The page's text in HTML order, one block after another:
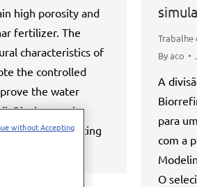
high porosity and
fertilizer. The
characteristics of
the controlled
the water
Biochar can be
residues promoting
of an…
Trabalhe
Byaco
A
para
com a
O
without Accepting